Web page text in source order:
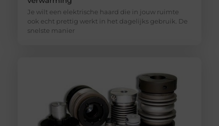
Je wilt een elektrische haard die in jouw ruimte
ook echt prettig werkt in het dagelijks gebruik. De
snelste manier